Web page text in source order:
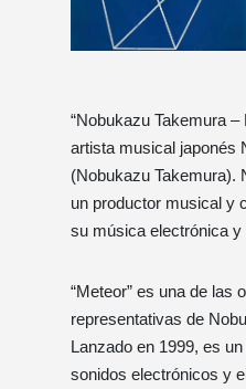
“Nobukazu Takemura
artista musical japonés
(Nobukazu Takemura).
un productor musical y
su música electrónica y
“Meteor” es una de las
representativas de
Lanzado en 1999, es
sonidos electrónicos y